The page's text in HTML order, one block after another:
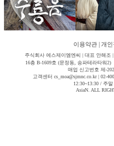
이용약관 개인
주식회사 에스제이엠엔씨 | 대표 안해조
16층 B-1609호 (문정동, 송파테라타워
매업 신고번호 제-
고객센터 cs_moa@sjmnc.co.kr | 02-
12:30~13:30 / 주
AsiaN. ALL